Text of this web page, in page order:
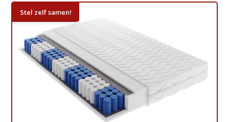
Stel zelf samen!